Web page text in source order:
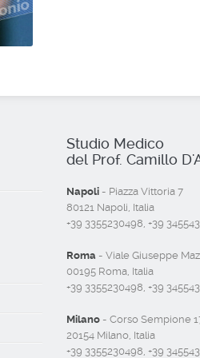
Studio Medico
del Prof. Camillo
Napoli- Piazza Vittoria 7
80121 Napoli, Italia
+39 3355230498, +39
Roma - Viale Giuseppe
00195 Roma, Italia
+39 3355230498, +39
Milano- Corso Sempione
20154 Milano, Italia
+39 3355230498, +39